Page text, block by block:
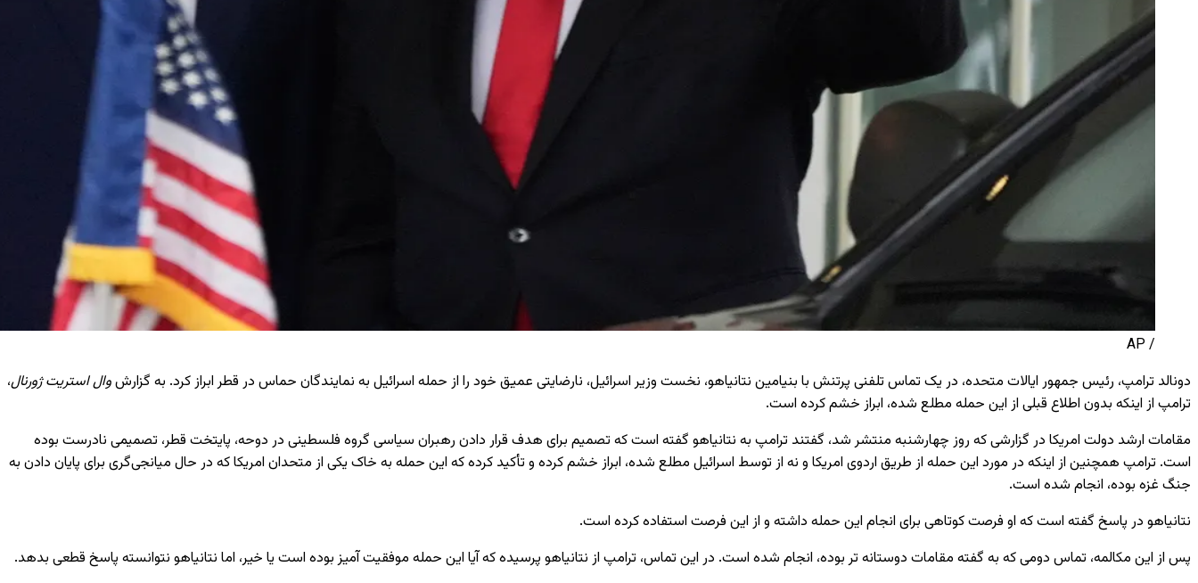
/ AP
دونالد ترامپ، رئیس‌ جمهور ایالات متحده، در یک تماس تلفنی پرتنش با بنیامین نتانیاهو، نخست ‌وزیر اسرائیل، نارضایتی عمیق خود را از حمله اسرائیل به نمایندگان حماس در قطر ابراز کرد. به گزارشوال استریت ژورنال،
ترامپ از اینکه بدون اطلاع قبلی از این حمله مطلع شده، ابراز خشم کرده است.
مقامات ارشد دولت امریکا در گزارشی که روز چهارشنبه منتشر شد، گفتند ترامپ به نتانیاهو گفته است که تصمیم برای هدف قرار دادن رهبران سیاسی گروه فلسطینی در دوحه، پایتخت قطر، تصمیمی نادرست بوده
است. ترامپ همچنین از اینکه در مورد این حمله از طریق اردوی امریکا و نه از توسط اسرائیل مطلع شده، ابراز خشم کرده و تأکید کرده که این حمله به خاک یکی از متحدان امریکا که در حال میانجی‌گری برای پایان دادن به
جنگ غزه بوده، انجام شده است.
نتانیاهو در پاسخ گفته است که او فرصت کوتاهی برای انجام این حمله داشته و از این فرصت استفاده کرده است.
پس از این مکالمه، تماس دومی که به گفته مقامات دوستانه ‌تر بوده، انجام شده است. در این تماس، ترامپ از نتانیاهو پرسیده که آیا این حمله موفقیت‌ آمیز بوده است یا خیر، اما نتانیاهو نتوانسته پاسخ قطعی بدهد.